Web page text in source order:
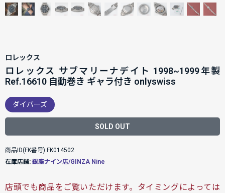
ロレックス
ロレックス サブマリーナデイト 1998~1999年製
Ref.16610 自動巻き ギャラ付き onlyswiss
ダイバーズ
SOLD OUT
商品ID(FK番号):FK014502
在庫店舗: 銀座ナイン店/GINZA Nine
店頭でも商品をご覧いただけます。タイミングによっては